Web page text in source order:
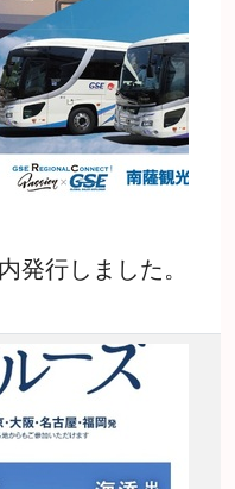
発行しました。